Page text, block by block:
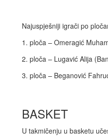
Najuspješniji igrači po
1. ploča – Omeragić
2. ploča – Lugavić Alija
3. ploča – Beganović
BASKET
U takmičenju u basketu